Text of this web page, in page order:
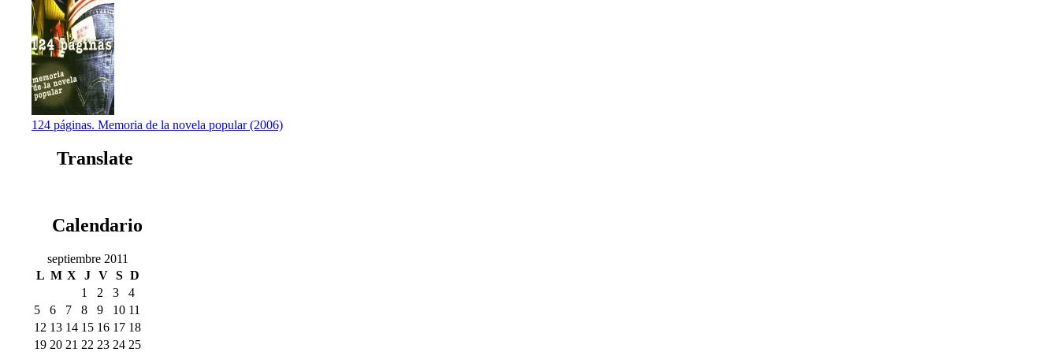
124 páginas. Memoria de la novela popular (2006)
Translate
Calendario
septiembre 2011
L M X J V S D
1 2 3
4
5
6 7 8 9 10 11
12 13 14 15 16 17 18
19 20 21 22 23 24 25